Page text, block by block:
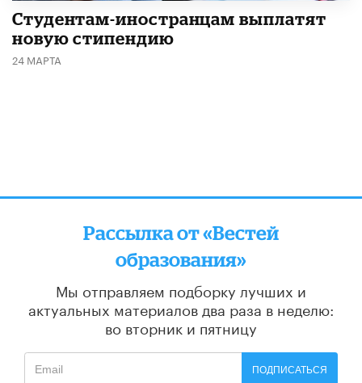
Студентам-иностранцам выплатят
новую стипендию
24 МАРТА
Рассылка от «Вестей
образования»
Мы отправляем подборку лучших и
актуальных материалов два раза в неделю:
во вторник и пятницу
ПОДПИСАТЬСЯ